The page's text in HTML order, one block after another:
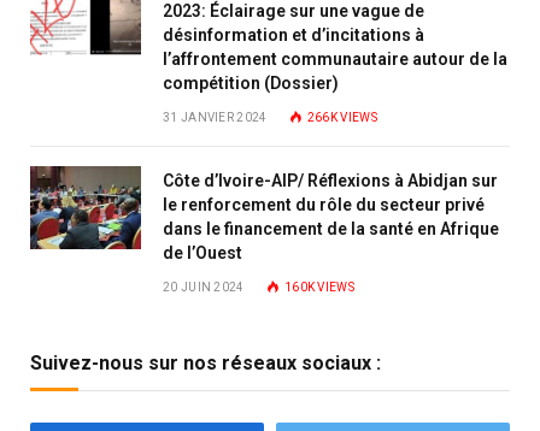
2023: Éclairage sur une vague de
désinformation et d’incitations à
l’affrontement communautaire autour de la
compétition (Dossier)
31 JANVIER 2024 266KVIEWS
Côte d’Ivoire-AIP/ Réflexions à Abidjan sur
le renforcement du rôle du secteur privé
dans le financement de la santé en Afrique
de l’Ouest
20 JUIN 2024 160KVIEWS
Suivez-nous sur nos réseaux sociaux :